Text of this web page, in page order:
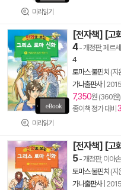
미리읽기
미리읽기
[전자책] [고
4- 개정판, 페르
4
토마스 불핀치 (지
가나출판사|
7,350원 (360원)
종이책 정가 대비
[전자책] [고
5- 개정판, 이아
토마스 불핀치 (지
가나출판사|